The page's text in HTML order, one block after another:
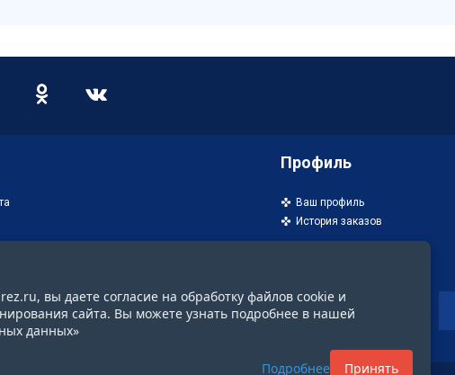
Профиль
Ваш профиль
История заказов
вы даете согласие на обработку файлов cookie и
сайта. Вы можете узнать подробнее в нашей
данных»
Подробнее Принять